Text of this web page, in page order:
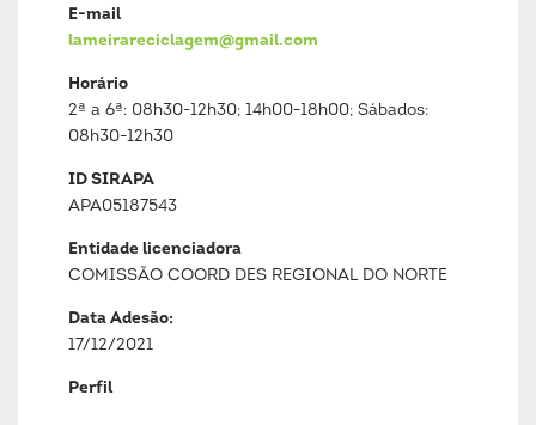
E-mail
lameirareciclagem@gmail.com
Horário
2ª a 6ª: 08h30-12h30; 14h00-18h00; Sábados:
08h30-12h30
ID SIRAPA
APA05187543
Entidade licenciadora
COMISSÃO COORD DES REGIONAL DO NORTE
Data Adesão:
17/12/2021
Perfil